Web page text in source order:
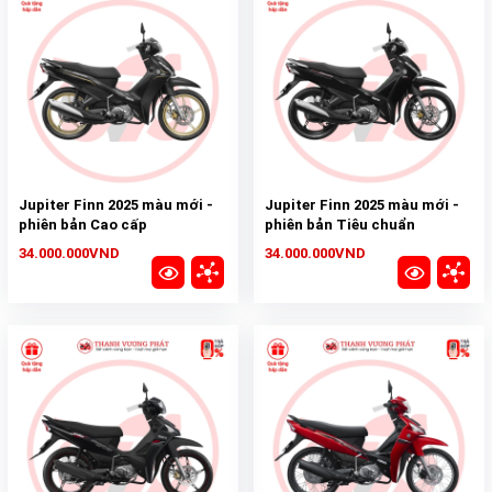
Jupiter Finn 2025 màu mới -
phiên bản Cao cấp
34.000.000VND
Jupiter Finn 2025 màu mới -
phiên bản Tiêu chuẩn
34.000.000VND